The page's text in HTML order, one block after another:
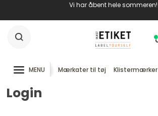
Vi har åbent hele sommeren!
MENU Mærkater til tøj Klistermærker
Login